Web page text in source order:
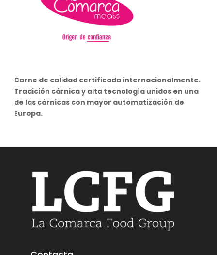
Carne de calidad certificada internacionalmente.
Tradición cárnica y alta tecnología unidos en una
de las cárnicas con mayor automatización de
Europa.